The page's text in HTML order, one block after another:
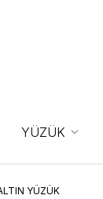
YÜZÜK
YÜZÜK